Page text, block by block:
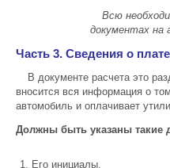
Всю
документах на
Часть 3. Сведения о
В документе расчета это
вносится вся информация о
автомобиль и оплачивает
Должны быть указаны такие
Его инициалы.